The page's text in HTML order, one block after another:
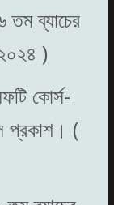
তম ব্যাচের
)
কোর্স-
প্রকাশ। (